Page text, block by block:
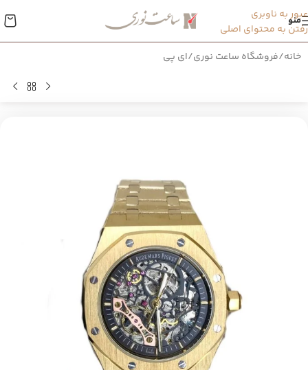
عبور به ناوبری
رفتن به محتوای اصلی
منو
خانه/فروشگاه ساعت نوری/ای پی